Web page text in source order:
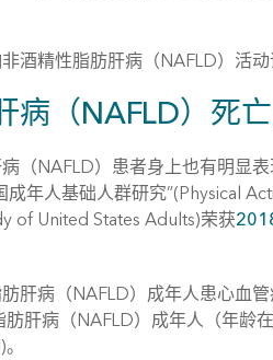
酒精性脂肪肝病（NAFLD）活动
病（NAFLD）死
（NAFLD）患者身上也有明显
年人基础人群研究”(Physical
of United States Adults)荣获
肝病（NAFLD）成年人患心血
肝病（NAFLD）成年人（年龄